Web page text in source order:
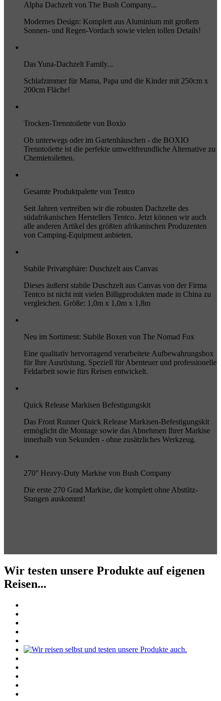
Alpha Dachzelt von The Bush Company...
Modernes Design: Komplett aus Aluminium mit großem
Sonnen- und Regen-Vordach sowie vielen tollen Details!
Das Yuna-Dachzelt Family...
Schlafzimmer für Mama, Papa und die Kinder mit 250cm x
200cm Fläche!
Trocken-Trenntoilette von Boxio
Ob unterwegs oder im Gartenhäuschen - die BOXIO
Trenntoilette ist die perfekte umweltfreundliche Alternative zu
Chemietoiletten.
Gesamte Produktpalette von Tentco
Seit Jahren vertreiben wir die robusten Dachzelte des
südafrikanischen Herstellers Tentco. Jetzt können wir auch
alle anderen Artikel des größten afrikanischen Produzenten
von Camping-Equipment anbieten.
Stabile Privatsphäre: Duschzelt aus Canvas
Dieses äußerst stabile Duschzelt aus Canvas von der Firma
Tentco ist nicht mit vielen Billigprodukten made in China zu
vergleichen. Größe: 1,0m x 1,0m x 1,8m
Neu im Sortiment: Stabile Boxen von The Nomad Fox
Eine qualitativ hervorragend verarbeitete Aufbewahrungsbox
für Ihre Ausrüstung. Speziell für Abenteuer und professionelle
Feldarbeit sowie fürs Reisen entwickelt.
Quick Release Markisen Befestigungskit
Das Front Runner Quick Release Markisen-Befestigungskit
ermöglicht die Montage sowie das Abnehmen Ihrer Markise
innerhalb von Sekunden - ohne zusätzliches Werkzeug.
270° Heavy-Duty Markise von Bush Company
Die erste 270 Grad Markise, die komplett ohne Abstütz-
Stangen auskommt!
Wir testen unsere Produkte auf eigenen
Reisen...